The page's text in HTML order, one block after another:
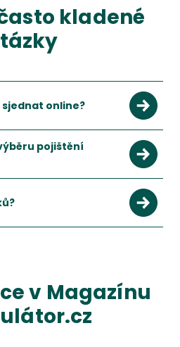
kladené
online?
běžně srovnat a sjednat online.
pojištění
limity plnění, spoluúčast a
psy a kočky, které pomáhá krýt
v Magazínu